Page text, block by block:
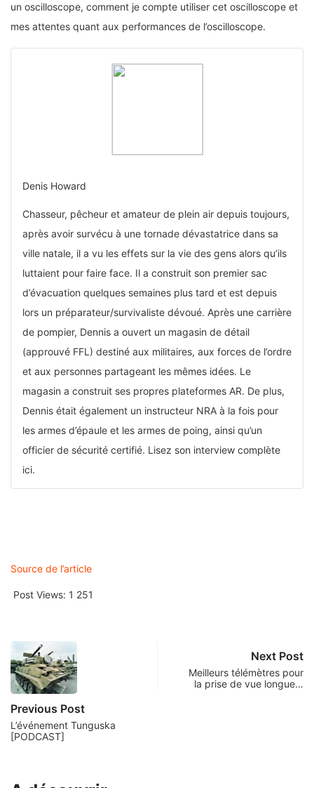
un oscilloscope, comment je compte utiliser cet oscilloscope et
mes attentes quant aux performances de l’oscilloscope.
Denis Howard
Chasseur, pêcheur et amateur de plein air depuis toujours,
après avoir survécu à une tornade dévastatrice dans sa
ville natale, il a vu les effets sur la vie des gens alors qu’ils
luttaient pour faire face. Il a construit son premier sac
d’évacuation quelques semaines plus tard et est depuis
lors un préparateur/survivaliste dévoué. Après une carrière
de pompier, Dennis a ouvert un magasin de détail
(approuvé FFL) destiné aux militaires, aux forces de l’ordre
et aux personnes partageant les mêmes idées. Le
magasin a construit ses propres plateformes AR. De plus,
Dennis était également un instructeur NRA à la fois pour
les armes d’épaule et les armes de poing, ainsi qu’un
officier de sécurité certifié. Lisez son interview complète
ici.
Source de l’article
Post Views: 1 251
Previous Post
L’événement Tunguska
[PODCAST]
Next Post
Meilleurs télémètres pour
la prise de vue longue…